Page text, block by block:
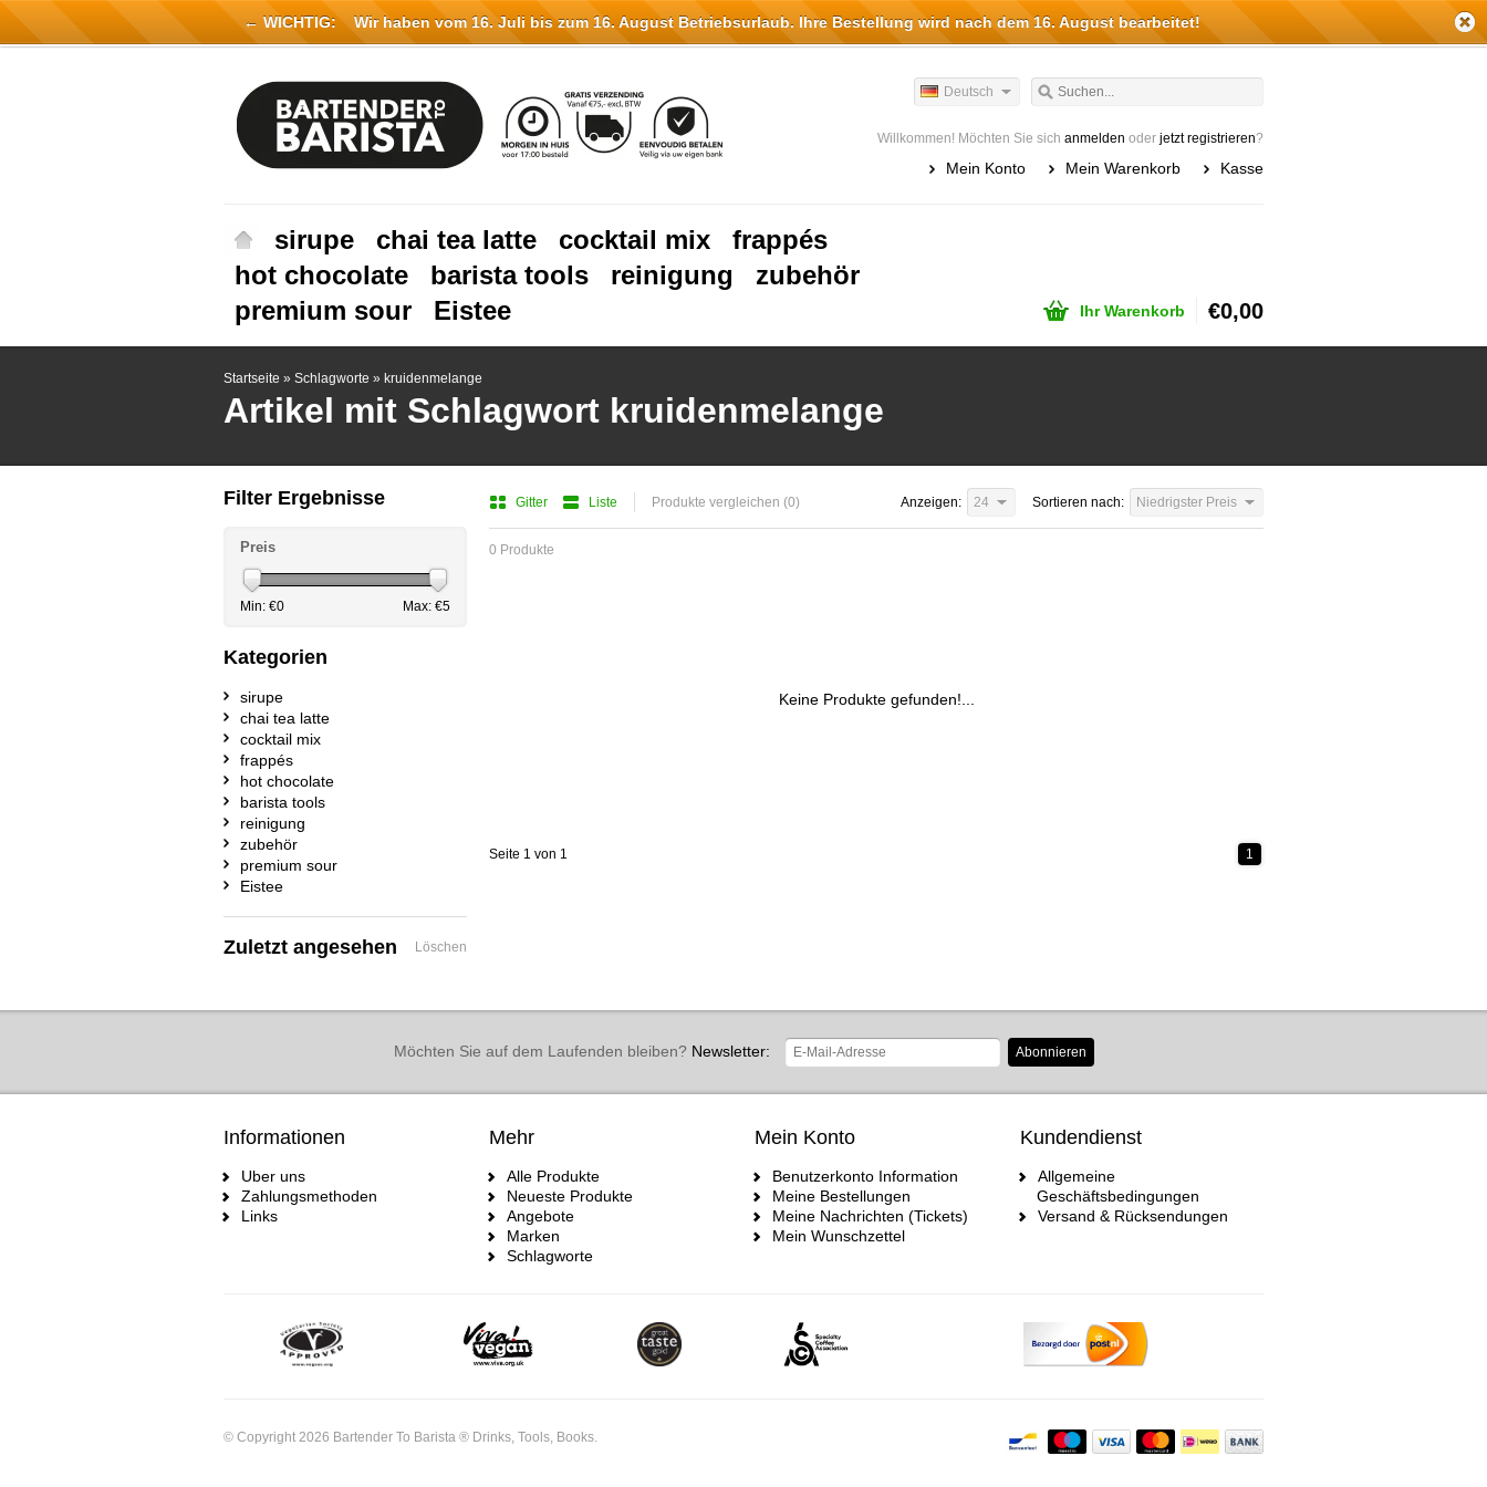
Deutsch
Willkommen! Möchten Sie sich anmelden oder jetzt registrieren?
Mein Konto Mein Warenkorb Kasse
sirupe chai tea latte cocktail mix
frappés
hot chocolate
barista tools reinigung
zubehör
premium sour
Eistee Ihr Warenkorb €0,00
Startseite » Schlagworte » kruidenmelange
Artikel mit Schlagwort kruidenmelange
Gitter Liste Produkte vergleichen (0) Sortieren nach: Niedrigster Preis
Anzeigen: 24
0 Produkte
Keine Produkte gefunden!...
Seite 1 von 1 1
Filter Ergebnisse
Preis
Min: €0 Max: €5
Kategorien
sirupe
chai tea latte
cocktail mix
frappés
hot chocolate
barista tools
reinigung
zubehör
premium sour
Eistee
Zuletzt angesehen Löschen
Möchten Sie auf dem Laufenden bleiben?Newsletter: Abonnieren
Informationen
Uber uns
Zahlungsmethoden
Links
Mehr
Alle Produkte
Neueste Produkte
Angebote
Marken
Schlagworte
Mein Konto
Benutzerkonto Information
Meine Bestellungen
Meine Nachrichten (Tickets)
Mein Wunschzettel
Kundendienst
Allgemeine
Geschäftsbedingungen
Versand & Rücksendungen
© Copyright 2026 Bartender To Barista ® Drinks, Tools, Books.
← WICHTIG:Wir haben vom 16. Juli bis zum 16. August Betriebsurlaub. Ihre Bestellung wird nach dem 16. August bearbeitet!